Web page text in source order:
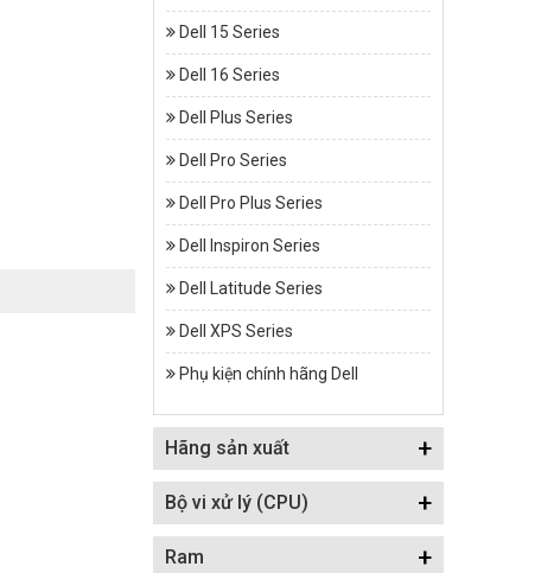
Dell 15 Series
Dell 16 Series
Dell Plus Series
Dell Pro Series
Dell Pro Plus Series
Dell Inspiron Series
Dell Latitude Series
Dell XPS Series
Phụ kiện chính hãng Dell
Hãng sản xuất +
Bộ vi xử lý (CPU) +
Ram +